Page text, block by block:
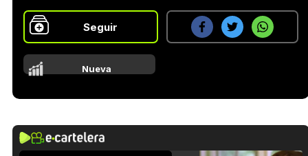
Seguir
Nueva